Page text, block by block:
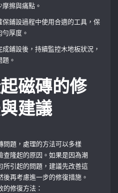
擦與痛點。
保鋪設過程中使用合適的工具，保
厚度。
成鋪設後，持續監控木地板狀況，
。
磁磚的修
建議
問題，處理的方法可以多樣
查隆起的原因。如果是因為潮
所引起的問題，建議先改善這
後再考慮進一步的修復措施。
修復方法：